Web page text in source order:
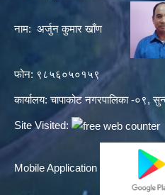
नाम: अर्जुन कुमार खाँण
फोन: ९८५६०५०१५९
कार्यालय: चापाकोट नगरपालिका -०९,
Site Visited:
Mobile Application